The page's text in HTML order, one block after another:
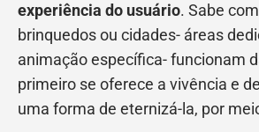
experiência do usuário. Sabe
brinquedos ou cidades- áreas
animação específica- funcionam
primeiro se oferece a vivência e
uma forma de eternizá-la, por